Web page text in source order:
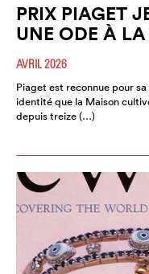
PRIX PIAGET
UNE ODE À
AVRIL 2026
Piaget est reconnue pour
identité que la Maison
depuis treize (…)